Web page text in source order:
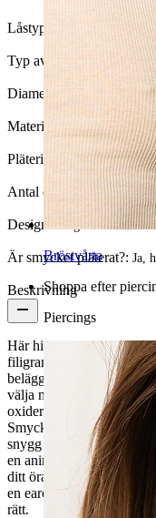
Bröstvårta
Shoppa efter
Piercings
Låstyp:
Typ av smycke: Ear cuff
Diameter:
Material: Mässing
Pläteringstyp:
Antal enheter: 1
Design: Filigran
Är smycket pläterat?: Ja,
Beskrivning
Här hittar du en earcuff,
filigrandesign. Smycket
beläggning som ger
välja mellan flera färger,
oxiderande färg.
Smycket mäter 8,5 mm i
snygg och genomtänkt
en aning bredare än
ditt örat och därmed
en earcuff som kan
rätt.